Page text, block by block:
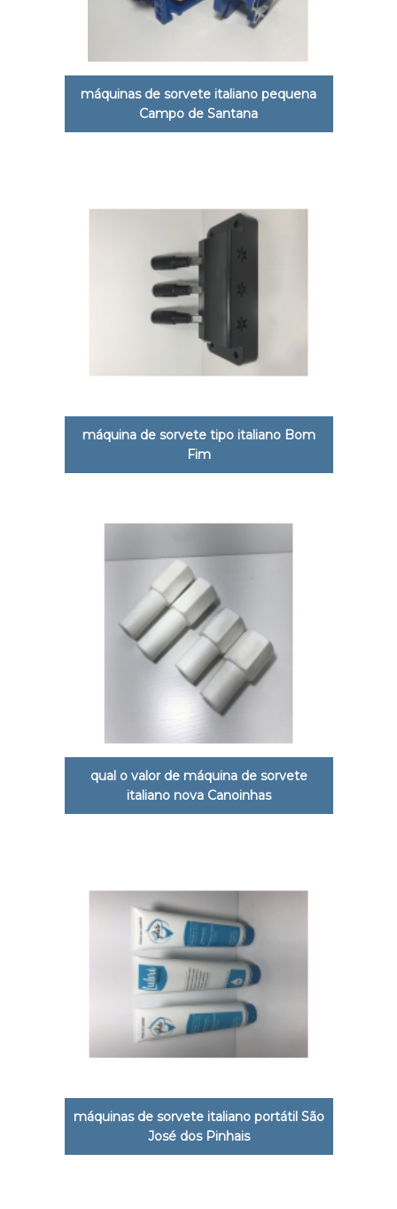
máquinas de sorvete italiano pequena
Campo de Santana
máquina de sorvete tipo italiano Bom
Fim
qual o valor de máquina de sorvete
italiano nova Canoinhas
máquinas de sorvete italiano portátil São
José dos Pinhais